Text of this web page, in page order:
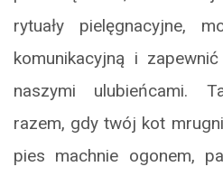
rytuały pielęgnacyjne,
komunikacyjną i
naszymi ulubieńcami.
razem, gdy twój kot
pies machnie ogonem,